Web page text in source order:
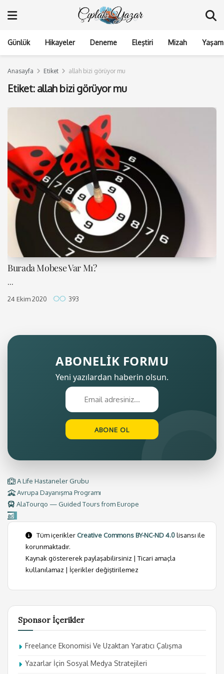
Günlük Hikayeler Deneme Eleştiri Mizah
Anasayfa Etiket allah bizi görüyor mu
Etiket:allah bizi görüyor mu
Burada Mobese Var Mı?
...
24 Ekim 2020 393
ABONELİK FORMU
Yeni yazılardan haberin olsun.
A Life Hastaneler Grubu
Avrupa Dayanışma Programı
AlaTourqo — Guided Tours from Europe
Tüm içeriklerCreative Commons BY-NC-ND 4.0lisansı ile
korunmaktadır.
Kaynak göstererek paylaşabilirsiniz | Ticari amaçla
kullanılamaz | İçerikler değiştirilemez
Sponsor İçerikler
Freelance Ekonomisi Ve Uzaktan Yaratıcı Çalışma
Yazarlar İçin Sosyal Medya Stratejileri